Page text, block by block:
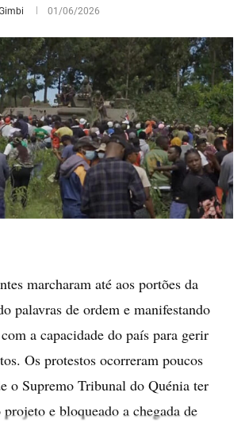
01/06/2026
marcharam até aos portões da
palavras de ordem e manifestando
a capacidade do país para gerir
Os protestos ocorreram poucos
o Supremo Tribunal do Quénia ter
e bloqueado a chegada de